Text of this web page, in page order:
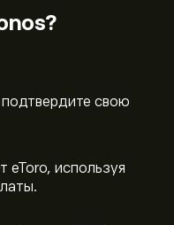
подтвердите свою
eToro, используя